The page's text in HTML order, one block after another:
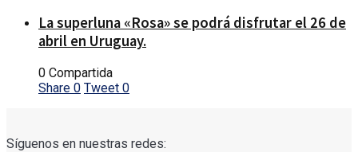
La superluna «Rosa» se podrá disfrutar el 26 de
abril en Uruguay.
0 Compartida
Share 0 Tweet 0
Síguenos en nuestras redes: